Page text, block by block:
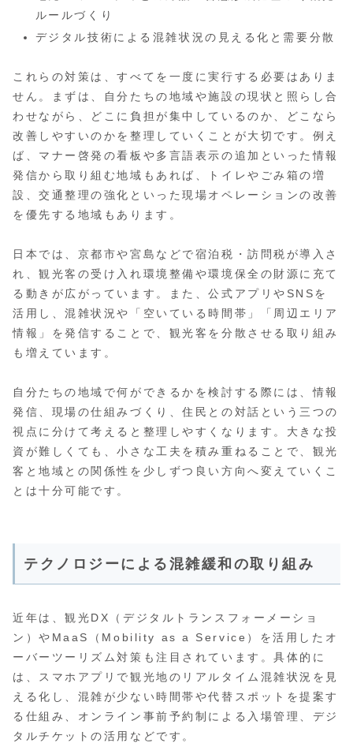
ルールづくり
デジタル技術による混雑状況の見える化と需要分散
これらの対策は、すべてを一度に実行する必要はありま
せん。まずは、自分たちの地域や施設の現状と照らし合
わせながら、どこに負担が集中しているのか、どこなら
改善しやすいのかを整理していくことが大切です。例え
ば、マナー啓発の看板や多言語表示の追加といった情報
発信から取り組む地域もあれば、トイレやごみ箱の増
設、交通整理の強化といった現場オペレーションの改善
を優先する地域もあります。
日本では、京都市や宮島などで宿泊税・訪問税が導入さ
れ、観光客の受け入れ環境整備や環境保全の財源に充て
る動きが広がっています。また、公式アプリやSNSを
活用し、混雑状況や「空いている時間帯」「周辺エリア
情報」を発信することで、観光客を分散させる取り組み
も増えています。
自分たちの地域で何ができるかを検討する際には、情報
発信、現場の仕組みづくり、住民との対話という三つの
視点に分けて考えると整理しやすくなります。大きな投
資が難しくても、小さな工夫を積み重ねることで、観光
客と地域との関係性を少しずつ良い方向へ変えていくこ
とは十分可能です。
テクノロジーによる混雑緩和の取り組み
近年は、観光DX（デジタルトランスフォーメーショ
ン）やMaaS（Mobility as a Service）を活用したオ
ーバーツーリズム対策も注目されています。具体的に
は、スマホアプリで観光地のリアルタイム混雑状況を見
える化し、混雑が少ない時間帯や代替スポットを提案す
る仕組み、オンライン事前予約制による入場管理、デジ
タルチケットの活用などです。